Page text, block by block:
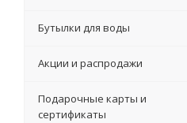
Бутылки для воды
Акции и распродажи
Подарочные карты и
сертификаты